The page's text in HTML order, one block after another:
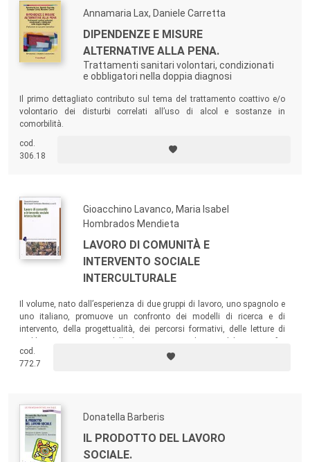
Annamaria Lax, Daniele Carretta
DIPENDENZE E MISURE
ALTERNATIVE ALLA PENA.
Trattamenti sanitari volontari, condizionati
e obbligatori nella doppia diagnosi
Il primo dettagliato contributo sul tema del trattamento coattivo e/o
volontario dei disturbi correlati all’uso di alcol e sostanze in
comorbilità.
cod.
306.18
Gioacchino Lavanco, Maria Isabel
Hombrados Mendieta
LAVORO DI COMUNITÀ E
INTERVENTO SOCIALE
INTERCULTURALE
Il volume, nato dall’esperienza di due gruppi di lavoro, uno spagnolo e
uno italiano, promuove un confronto dei modelli di ricerca e di
intervento, della progettualità, dei percorsi formativi, delle letture di
intervento e processi di sviluppo di comunità.
cod.
772.7
Donatella Barberis
IL PRODOTTO DEL LAVORO
SOCIALE.